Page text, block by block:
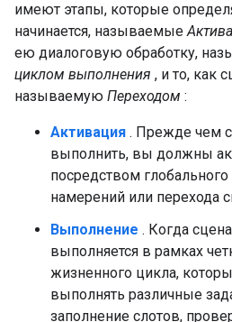
имеют этапы, которые
начинается, называемые
ею диалоговую обработку,
циклом выполнения , и то, как
называемую Переходом :
Активация . Прежде чем
выполнить, вы должны
посредством глобального
намерений или перехода
Выполнение . Когда
выполняется в рамках
жизненного цикла,
выполнять различные
заполнение слотов,